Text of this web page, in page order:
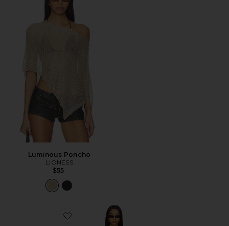
Luminous Poncho
LIONESS
$55
Favorite District Maxi Dress